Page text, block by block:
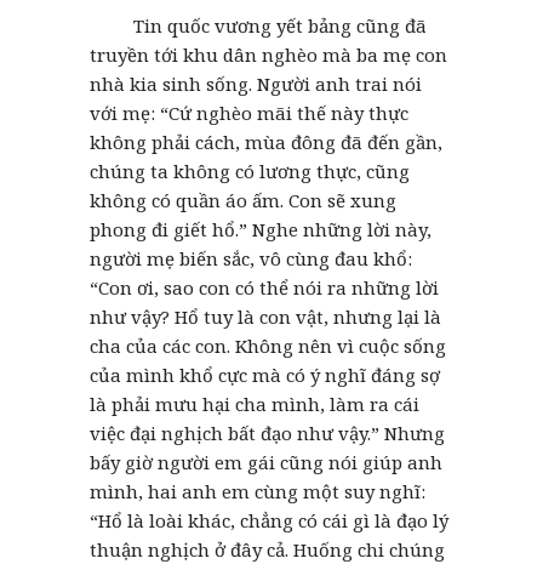
Tin quốc vương yết bảng cũng đã
truyền tới khu dân nghèo mà ba mẹ con
nhà kia sinh sống. Người anh trai nói
với mẹ: “Cứ nghèo mãi thế này thực
không phải cách, mùa đông đã đến gần,
chúng ta không có lương thực, cũng
không có quần áo ấm. Con sẽ xung
phong đi giết hổ.” Nghe những lời này,
người mẹ biến sắc, vô cùng đau khổ:
“Con ơi, sao con có thể nói ra những lời
như vậy? Hổ tuy là con vật, nhưng lại là
cha của các con. Không nên vì cuộc sống
của mình khổ cực mà có ý nghĩ đáng sợ
là phải mưu hại cha mình, làm ra cái
việc đại nghịch bất đạo như vậy.” Nhưng
bấy giờ người em gái cũng nói giúp anh
mình, hai anh em cùng một suy nghĩ:
“Hổ là loài khác, chẳng có cái gì là đạo lý
thuận nghịch ở đây cả. Huống chi chúng